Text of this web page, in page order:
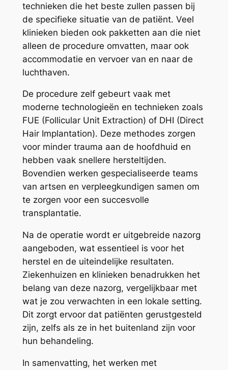
technieken die het beste zullen passen bij
de specifieke situatie van de patiënt. Veel
klinieken bieden ook pakketten aan die niet
alleen de procedure omvatten, maar ook
accommodatie en vervoer van en naar de
luchthaven.
De procedure zelf gebeurt vaak met
moderne technologieën en technieken zoals
FUE (Follicular Unit Extraction) of DHI (Direct
Hair Implantation). Deze methodes zorgen
voor minder trauma aan de hoofdhuid en
hebben vaak snellere hersteltijden.
Bovendien werken gespecialiseerde teams
van artsen en verpleegkundigen samen om
te zorgen voor een succesvolle
transplantatie.
Na de operatie wordt er uitgebreide nazorg
aangeboden, wat essentieel is voor het
herstel en de uiteindelijke resultaten.
Ziekenhuizen en klinieken benadrukken het
belang van deze nazorg, vergelijkbaar met
wat je zou verwachten in een lokale setting.
Dit zorgt ervoor dat patiënten gerustgesteld
zijn, zelfs als ze in het buitenland zijn voor
hun behandeling.
In samenvatting, het werken met